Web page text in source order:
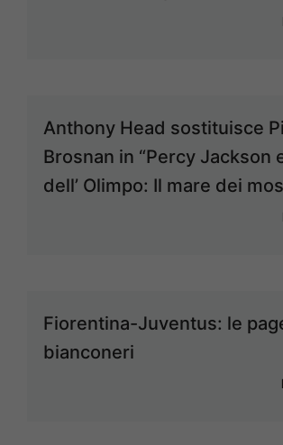
Anthony Head sostituisce
Brosnan in “Percy Jackson
dell’ Olimpo: Il mare dei
Fiorentina-Juventus: le
bianconeri